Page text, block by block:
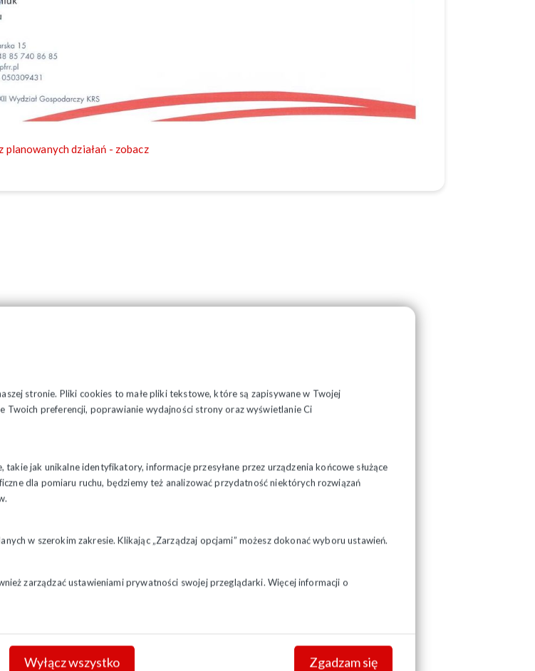
stronie. Pliki cookies to małe pliki tekstowe, które są zapisywane w Twojej
Twoich preferencji, poprawianie wydajności strony oraz wyświetlanie Ci
jak unikalne identyfikatory, informacje przesyłane przez urządzenia końcowe służące
dla pomiaru ruchu, będziemy też analizować przydatność niektórych rozwiązań
w szerokim zakresie. Klikając „Zarządzaj opcjami” możesz dokonać wyboru ustawień.
zarządzać ustawieniami prywatności swojej przeglądarki. Więcej informacji o
Wyłącz wszystko Zgadzam się
planowanych działań - zobacz